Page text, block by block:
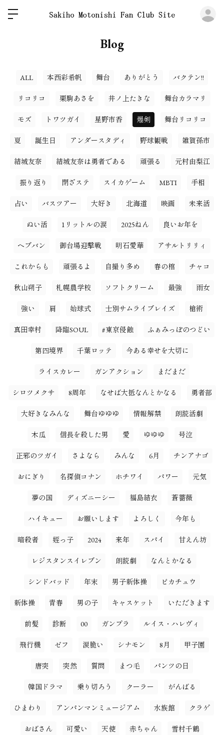
Blog
ALL 本西彩希帆 舞台 ありがとう バクテン!!
リコリコ 栗駒あさを 井ノ上たきな 舞台カラマリ
モズ トワツガイ 星野市香 爆剣 舞台リコリコ
夏 誕生日 アンダースタディ 野球観戦 雑賀孫市
結城友奈 結城友奈は勇者である 頑張る 元村由梨江
振り返り 閉ざステ スイカゲーム MBTI 手相
占い バスツアー 大好き 北海道 映画 未来活
ぬい活 1リットルの涙 2025ねん 良いお年を
ヘブバン 御台場迎撃戦 明石愛華 アサルトリリィ
これからも 頑張るよ 自撮り多め 春の棺 チャコ
秋山朔子 札幌農学校 ソフトクリーム 最強 雨女
強い 肩 始球式 士別サムライブレイズ 槍術
真田幸村 降臨SOUL #東京侵蝕 ふぁみっぽのつどい
第四境界 千葉ロッテ 今ある幸せを大切に
ライスカレー ガンアクション まだまだ
シロツメクサ 8周年 なせば大抵なんとかなる 勇者部
大好きなみんな 舞台ゆゆゆ 情報解禁 朗読活劇
木瓜 信長を殺した男 愛 ゆゆゆ 号泣
正邪のツガイ さよなら みんな 6月 チンアナゴ
おにぎり 名探偵コナン ホチワイ パワー 元気
夢の国 ディズニーシー 福島結衣 蒼薔薇
ハイキュー お願いします よろしく 今年も
暗殺者 姪っ子 2024 来年 スパイ 甘えん坊
レジスタンスイレブン 朗読劇 なんとかなる
シンドバッド 年末 男子新体操 ピカチュウ
新体操 青春 男の子 キャスケット いただきます
前髪 診断 00 ガンプラ ルイス・ハレヴィ
飛行機 ゼフ 涙脆い シナモン 8月 甲子園
唐突 突然 質問 まつ毛 パンツの日
韓国ドラマ 乗り切ろう クーラー がんばる
ひまわり アンパンマンミュージアム 水族館 クラゲ
おばさん 可愛い 天使 赤ちゃん 雪村千鶴